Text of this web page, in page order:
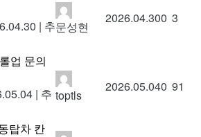
| 추문성현
2026.04.300 3
업 문의
| 추 toptls
2026.05.040 91
탑차 칸